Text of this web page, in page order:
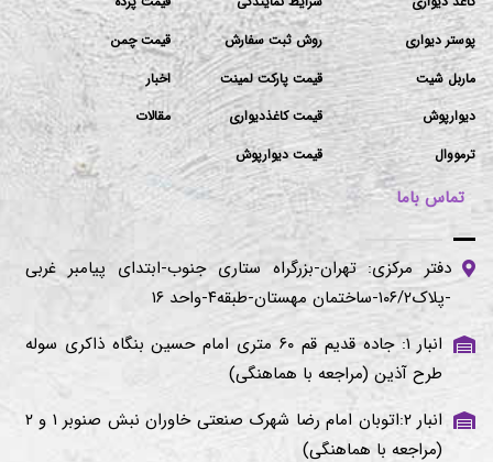
پوستر دیواری
ماربل شیت
دیوارپوش
ترمووال
روش ثبت سفارش
قیمت پارکت لمینت
قیمت کاغذدیواری
قیمت دیوارپوش
قیمت چمن
اخبار
مقالات
تماس باما
دفتر مرکزی: تهران-بزرگراه ستاری جنوب-ابتدای پیامبر غربی
-پلاک۱۰۶/۲-ساختمان مهستان-طبقه۴-واحد ۱۶
انبار ۱: جاده قدیم قم ۶۰ متری امام حسین بنگاه ذاکری سوله
طرح آذین (مراجعه با هماهنگی)
انبار ۲:اتوبان امام رضا شهرک صنعتی خاوران نبش صنوبر ۱ و ۲
(مراجعه با هماهنگی)